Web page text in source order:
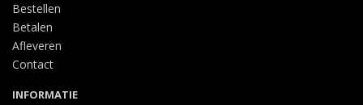
Bestellen
Betalen
Afleveren
Contact
INFORMATIE